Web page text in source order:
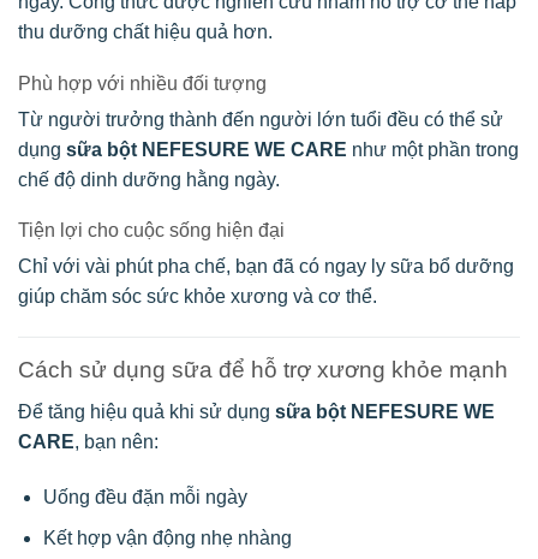
thu dưỡng chất hiệu quả hơn.
Phù hợp với nhiều đối tượng
Từ người trưởng thành đến người lớn tuổi đều có thể sử
dụng sữa bột NEFESURE WE CARE như một phần trong
chế độ dinh dưỡng hằng ngày.
Tiện lợi cho cuộc sống hiện đại
Chỉ với vài phút pha chế, bạn đã có ngay ly sữa bổ dưỡng
giúp chăm sóc sức khỏe xương và cơ thể.
Cách sử dụng sữa để hỗ trợ xương khỏe mạnh
Để tăng hiệu quả khi sử dụng sữa bột NEFESURE WE
CARE, bạn nên:
Uống đều đặn mỗi ngày
Kết hợp vận động nhẹ nhàng